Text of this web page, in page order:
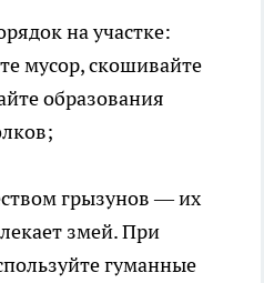
на участке:
мусор, скошивайте
образования
грызунов — их
змей. При
гуманные